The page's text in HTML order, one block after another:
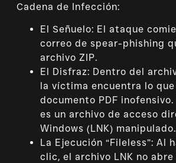
Cadena de Infección:
El Señuelo: El ataque
correo de spear-phishing
archivo ZIP.
El Disfraz: Dentro del
la víctima encuentra lo
documento PDF
es un archivo de acceso
Windows (LNK) manipulado.
La Ejecución “Fileless”: Al
clic, el archivo LNK no abre